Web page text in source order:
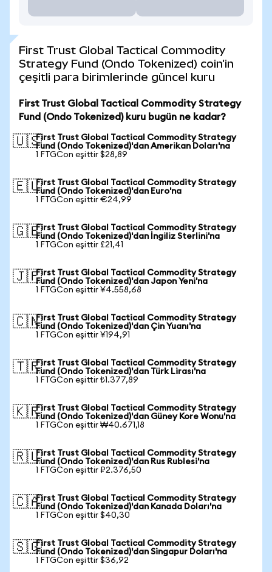
First Trust Global Tactical Commodity
Strategy Fund (Ondo Tokenized) coin'in
çeşitli para birimlerinde güncel kuru
First Trust Global Tactical Commodity Strategy
Fund (Ondo Tokenized) kuru bugün ne kadar?
🇺🇸First Trust Global Tactical Commodity Strategy
Fund (Ondo Tokenized)'dan Amerikan Doları'na
1 FTGCon eşittir $28,89
🇪🇺First Trust Global Tactical Commodity Strategy
Fund (Ondo Tokenized)'dan Euro'na
1 FTGCon eşittir €24,99
🇬🇧First Trust Global Tactical Commodity Strategy
Fund (Ondo Tokenized)'dan İngiliz Sterlini'na
1 FTGCon eşittir £21,41
🇯🇵First Trust Global Tactical Commodity Strategy
Fund (Ondo Tokenized)'dan Japon Yeni'na
1 FTGCon eşittir ¥4.558,68
🇨🇳First Trust Global Tactical Commodity Strategy
Fund (Ondo Tokenized)'dan Çin Yuanı'na
1 FTGCon eşittir ¥194,91
🇹🇷First Trust Global Tactical Commodity Strategy
Fund (Ondo Tokenized)'dan Türk Lirası'na
1 FTGCon eşittir ₺1.377,89
🇰🇷First Trust Global Tactical Commodity Strategy
Fund (Ondo Tokenized)'dan Güney Kore Wonu'na
1 FTGCon eşittir ₩40.671,18
🇷🇺First Trust Global Tactical Commodity Strategy
Fund (Ondo Tokenized)'dan Rus Rublesi'na
1 FTGCon eşittir ₽2.376,50
🇨🇦First Trust Global Tactical Commodity Strategy
Fund (Ondo Tokenized)'dan Kanada Doları'na
1 FTGCon eşittir $40,30
🇸🇬First Trust Global Tactical Commodity Strategy
Fund (Ondo Tokenized)'dan Singapur Doları'na
1 FTGCon eşittir $36,92